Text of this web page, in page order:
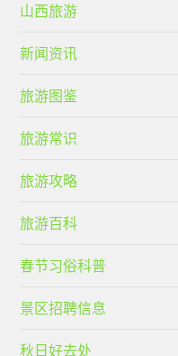
山西旅游
新闻资讯
旅游图鉴
旅游常识
旅游攻略
旅游百科
春节习俗科普
景区招聘信息
秋日好去处